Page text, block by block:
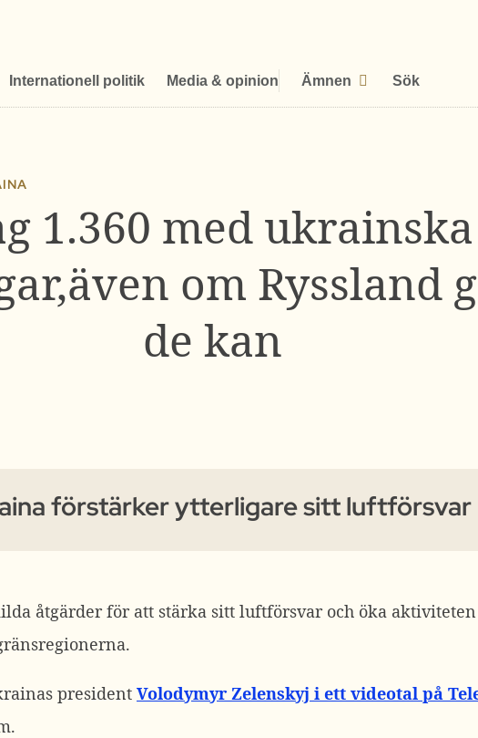
Internationell politik Media & opinion Ämnen Sök
1.360 med ukrainska
om Ryssland
de kan
förstärker ytterligare sitt luftförsvar
åtgärder för att stärka sitt luftförsvar och öka
president Volodymyr Zelenskyj i ett videotal på